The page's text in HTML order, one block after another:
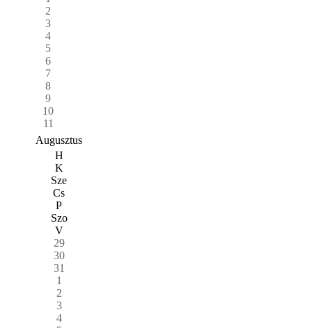
2
3
4
5
6
7
8
9
10
11
Augusztus
H
K
Sze
Cs
P
Szo
V
29
30
31
1
2
3
4